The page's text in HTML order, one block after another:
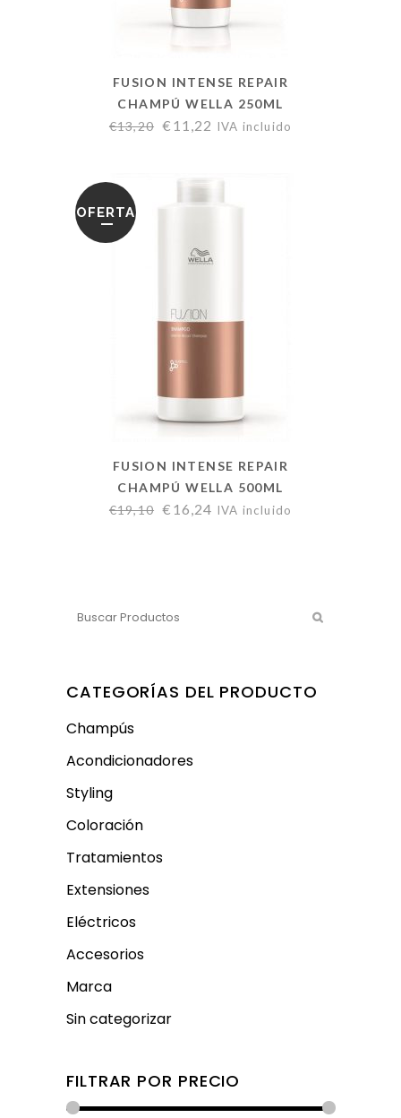
FUSION INTENSE REPAIR
CHAMPÚ WELLA 250ML
€13,20 € 11,22 IVA incluido
OFERTA
FUSION INTENSE REPAIR
CHAMPÚ WELLA 500ML
€19,10 € 16,24 IVA incluido
CATEGORÍAS DEL PRODUCTO
Champús
Acondicionadores
Styling
Coloración
Tratamientos
Extensiones
Eléctricos
Accesorios
Marca
Sin categorizar
FILTRAR POR PRECIO